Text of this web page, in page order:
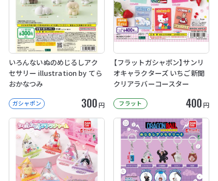
いろんないぬのめじるしアク
セサリー illustration by てら
おかなつみ
ガシャポン 300 円
【フラットガシャポン】サンリ
オキャラクターズ いちご新聞
クリアラバーコースター
フラット 400 円